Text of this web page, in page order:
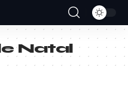
Natal